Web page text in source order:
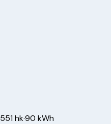
551 hk·90 kWh